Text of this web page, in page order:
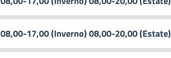
08,00-17,00 (Inverno) 08,00-20,00 (Estate)